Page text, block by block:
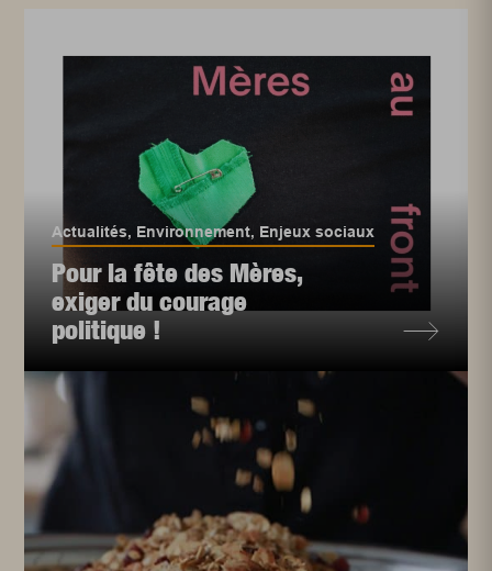
Actualités, Environnement, Enjeux sociaux
Pour la fête des Mères,
exiger du courage
politique !